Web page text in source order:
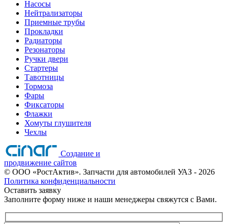
Насосы
Нейтрализаторы
Приемные трубы
Прокладки
Радиаторы
Резонаторы
Ручки двери
Стартеры
Тавотницы
Тормоза
Фары
Фиксаторы
Флажки
Хомуты глушителя
Чехлы
Создание и
продвижение сайтов
© ООО «РостАктив». Запчасти для автомобилей УАЗ - 2026
Политика конфиденциальности
Оставить заявку
Заполните форму ниже и наши менеджеры свяжутся с Вами.